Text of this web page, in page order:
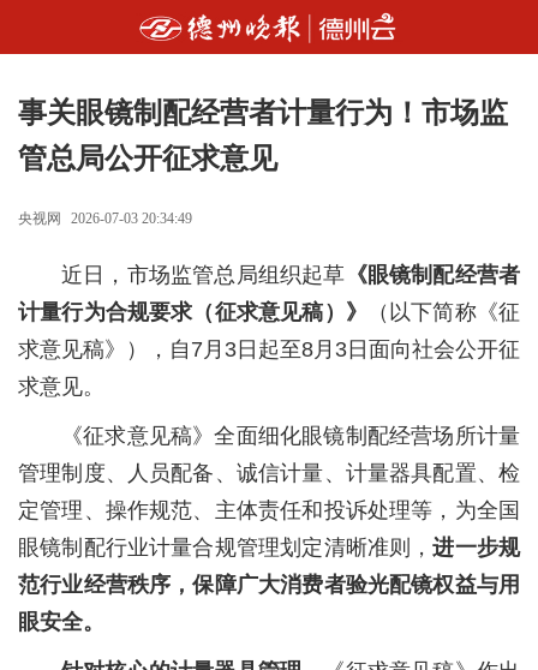
事关眼镜制配经营者计量行为！市场监
管总局公开征求意见
央视网 2026-07-03 20:34:49
近日，市场监管总局组织起草 《眼镜制配经营者
计量行为合规要求（征求意见稿）》
（以下简称《征
求意见稿》），自7月3日起至8月3日面向社会公开征
求意见。
《征求意见稿》全面细化眼镜制配经营场所计量
管理制度、人员配备、诚信计量、计量器具配置、检
定管理、操作规范、主体责任和投诉处理等，为全国
眼镜制配行业计量合规管理划定清晰准则，进一步规
范行业经营秩序，保障广大消费者验光配镜权益与用
眼安全。